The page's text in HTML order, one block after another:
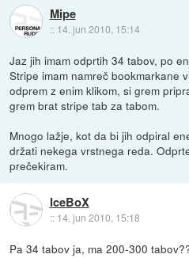
Mipe
:: 14. jun 2010, 15:14
Jaz jih imam odprtih 34 tabov, po
Stripe imam namreč bookmarkane
odprem z enim klikom, si grem
grem brat stripe tab za tabom.
Mnogo lažje, kot da bi jih odpiral
držati nekega vrstnega reda.
prečekiram.
IceBoX
:: 14. jun 2010, 15:18
Pa 34 tabov ja, ma 200-300